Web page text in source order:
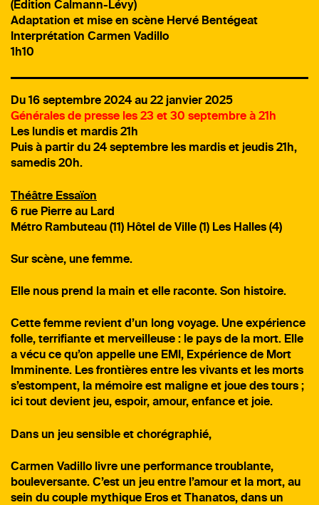
(Edition Calmann-Lévy)
Adaptation et mise en scène Hervé Bentégeat
Interprétation Carmen Vadillo
1h10
Du 16 septembre 2024 au 22 janvier 2025
Générales de presse les 23 et 30 septembre à 21h
Les lundis et mardis 21h
Puis à partir du 24 septembre les mardis et jeudis 21h,
samedis 20h.
Théâtre Essaïon
6 rue Pierre au Lard
Métro Rambuteau (11) Hôtel de Ville (1) Les Halles (4)
Sur scène, une femme.
Elle nous prend la main et elle raconte. Son histoire.
Cette femme revient d’un long voyage. Une expérience
folle, terrifiante et merveilleuse : le pays de la mort. Elle
a vécu ce qu’on appelle une EMI, Expérience de Mort
Imminente. Les frontières entre les vivants et les morts
s’estompent, la mémoire est maligne et joue des tours ;
ici tout devient jeu, espoir, amour, enfance et joie.
Dans un jeu sensible et chorégraphié,
Carmen Vadillo livre une performance troublante,
bouleversante. C’est un jeu entre l’amour et la mort, au
sein du couple mythique Eros et Thanatos, dans un